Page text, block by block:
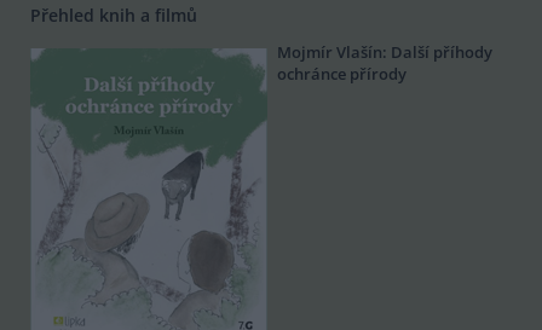
Přehled knih a filmů
Mojmír Vlašín: Další příhody
ochránce přírody